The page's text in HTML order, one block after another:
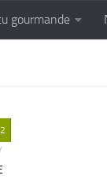
gourmande
2